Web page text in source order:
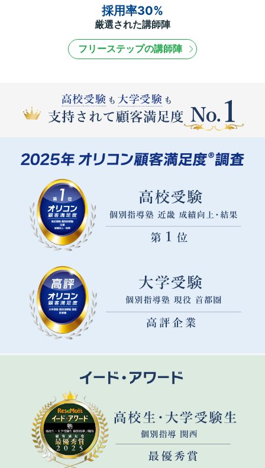
採用率30%
厳選された講師陣
フリーステップの講師陣